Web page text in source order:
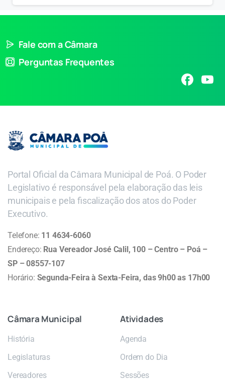
Fale com a Câmara
Perguntas Frequentes
Portal Oficial da Câmara Municipal de Poá. O Poder
Legislativo é responsável pela elaboração das leis
municipais e pela fiscalização dos atos do Poder
Executivo.
Telefone: 11 4634-6060
Endereço: Rua Vereador José Calil, 100 – Centro – Poá –
SP – 08557-107
Horário: Segunda-Feira à Sexta-Feira, das 9h00 as 17h00
Câmara Municipal
História
Legislaturas
Vereadores
Atividades
Agenda
Ordem do Dia
Sessões